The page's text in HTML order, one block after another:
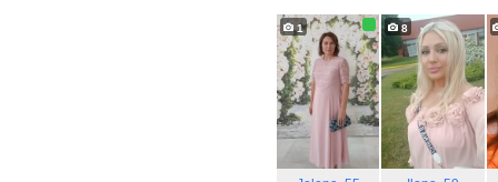
1 8